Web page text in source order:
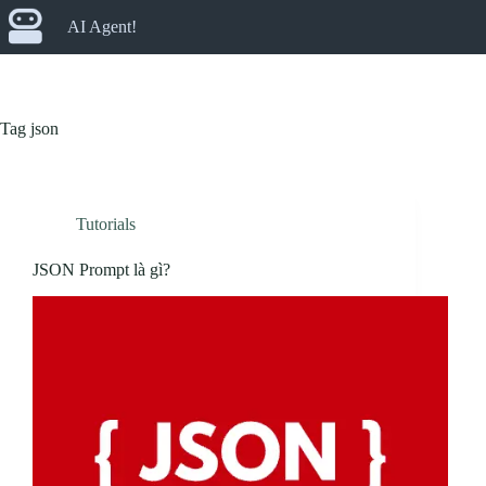
Skip
to
content
AI Agent!
Tag json
Tutorials
JSON Prompt là gì?